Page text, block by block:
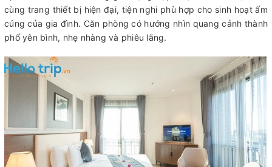
cùng trang thiết bị hiện đại, tiện nghi phù hợp cho sinh hoạt ấm
cúng của gia đình. Căn phòng có hướng nhìn quang cảnh thành
phố yên bình, nhẹ nhàng và phiêu lãng.